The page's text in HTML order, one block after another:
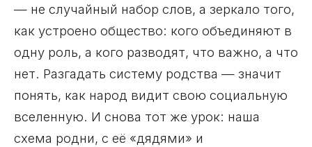
— не случайный набор слов, а зеркало того,
как устроено общество: кого объединяют в
одну роль, а кого разводят, что важно, а что
нет. Разгадать систему родства — значит
понять, как народ видит свою социальную
вселенную. И снова тот же урок: наша
схема родни, с её «дядями» и